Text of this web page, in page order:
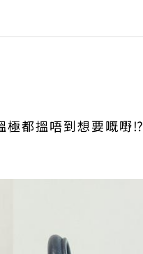
極都搵唔到想要嘅嘢⁉️